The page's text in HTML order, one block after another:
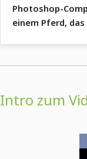
Photoshop-
einem Pferd,
Intro zum